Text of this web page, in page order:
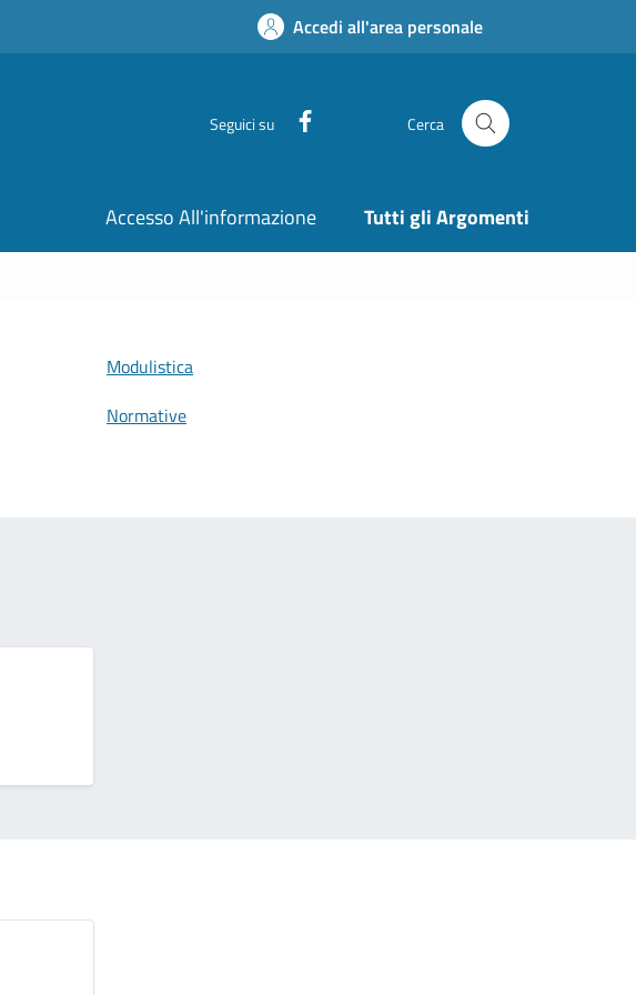
Accedi all'area personale
Seguici su Cerca
Accesso All'informazione Tutti gli Argomenti
Modulistica
Normative